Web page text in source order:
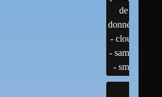
de
données
- cloud
- samba
- smb